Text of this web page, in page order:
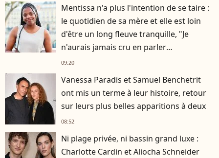
Mentissa n'a plus l'intention de se taire :
le quotidien de sa mère et elle est loin
d'être un long fleuve tranquille, "Je
n'aurais jamais cru en parler
publiquement"
09:20
Vanessa Paradis et Samuel Benchetrit
ont mis un terme à leur histoire, retour
sur leurs plus belles apparitions à deux
08:52
Ni plage privée, ni bassin grand luxe :
Charlotte Cardin et Aliocha Schneider